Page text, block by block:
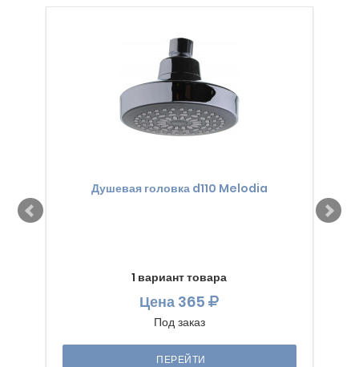
Душевая головка d110 Melodia
1 вариант товара
Цена 365
Под заказ
ПЕРЕЙТИ